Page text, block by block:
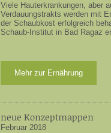
Viele Hauterkrankungen, aber
Verdauungstrakts werden mit
der Schaubkost erfolgreich
Schaub-Institut in Bad Ragaz
Mehr zur Ernährung
neue Konzeptmappen
Februar 2018